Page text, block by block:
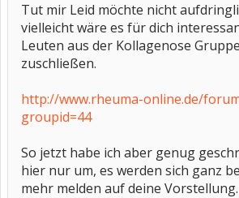
Tut mir Leid möchte nicht
vielleicht wäre es für dich
Leuten aus der Kollagenose
zuschließen.
http://www.rheuma-online.de/
groupid=44
So jetzt habe ich aber genug
hier nur um, es werden sich ganz
mehr melden auf deine Vorstellung.